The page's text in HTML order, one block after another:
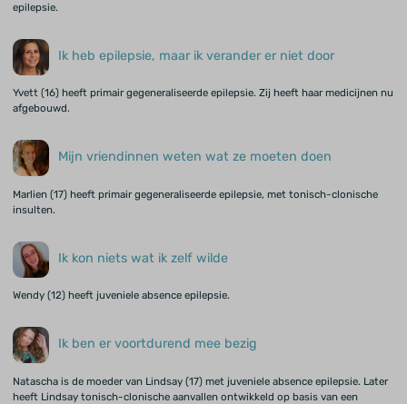
epilepsie.
Ik heb epilepsie, maar ik verander er niet door
Yvett (16) heeft primair gegeneraliseerde epilepsie. Zij heeft haar medicijnen nu
afgebouwd.
Mijn vriendinnen weten wat ze moeten doen
Marlien (17) heeft primair gegeneraliseerde epilepsie, met tonisch-clonische
insulten.
Ik kon niets wat ik zelf wilde
Wendy (12) heeft juveniele absence epilepsie.
Ik ben er voortdurend mee bezig
Natascha is de moeder van Lindsay (17) met juveniele absence epilepsie. Later
heeft Lindsay tonisch-clonische aanvallen ontwikkeld op basis van een